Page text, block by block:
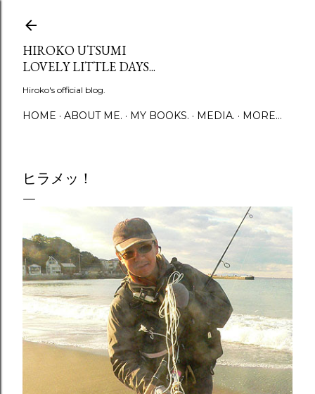
HIROKO UTSUMI
LOVELY LITTLE DAYS...
Hiroko's official blog.
HOME ABOUT ME. MY BOOKS. MEDIA. MORE…
ヒラメッ！